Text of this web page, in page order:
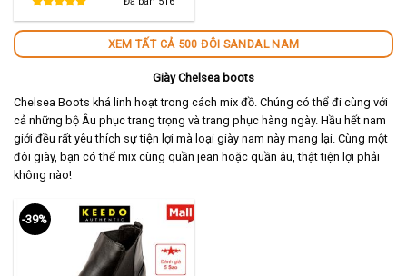
XEM TẤT CẢ 500 ĐÔI SANDAL NAM
Giày Chelsea boots
Chelsea Boots khá linh hoạt trong cách mix đồ. Chúng có thể đi cùng với
cả những bộ Âu phục trang trọng và trang phục hàng ngày. Hầu hết nam
giới đều rất yêu thích sự tiện lợi mà loại giày nam này mang lại. Cùng một
đôi giày, bạn có thể mix cùng quần jean hoặc quần âu, thật tiện lợi phải
không nào!
-39%